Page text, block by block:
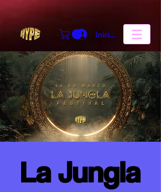
Iniciar sesión
La Jungla